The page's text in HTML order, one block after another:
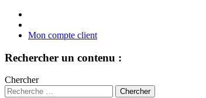
Mon compte client
Rechercher un contenu :
Chercher